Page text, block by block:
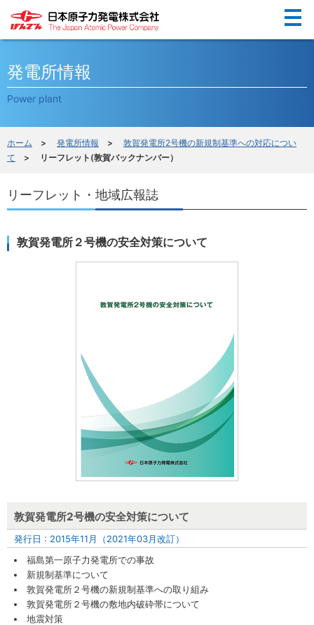
Menu
発電所情報
Power plant
ホーム > 発電所情報 > 敦賀発電所2号機の新規制基準への対応につい
て > リーフレット(敦賀バックナンバー）
リーフレット・地域広報誌
敦賀発電所２号機の安全対策について
敦賀発電所2号機の安全対策について
発行日 : 2015年11月（2021年03月改訂）
福島第一原子力発電所での事故
新規制基準について
敦賀発電所２号機の新規制基準への取り組み
敦賀発電所２号機の敷地内破砕帯について
地震対策